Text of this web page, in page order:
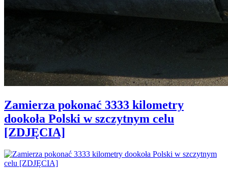
Zamierza pokonać 3333 kilometry
dookoła Polski w szczytnym celu
[ZDJĘCIA]